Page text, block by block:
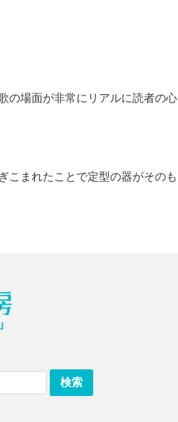
の場面が非常にリアルに読者の心
こまれたことで定型の器がそのも